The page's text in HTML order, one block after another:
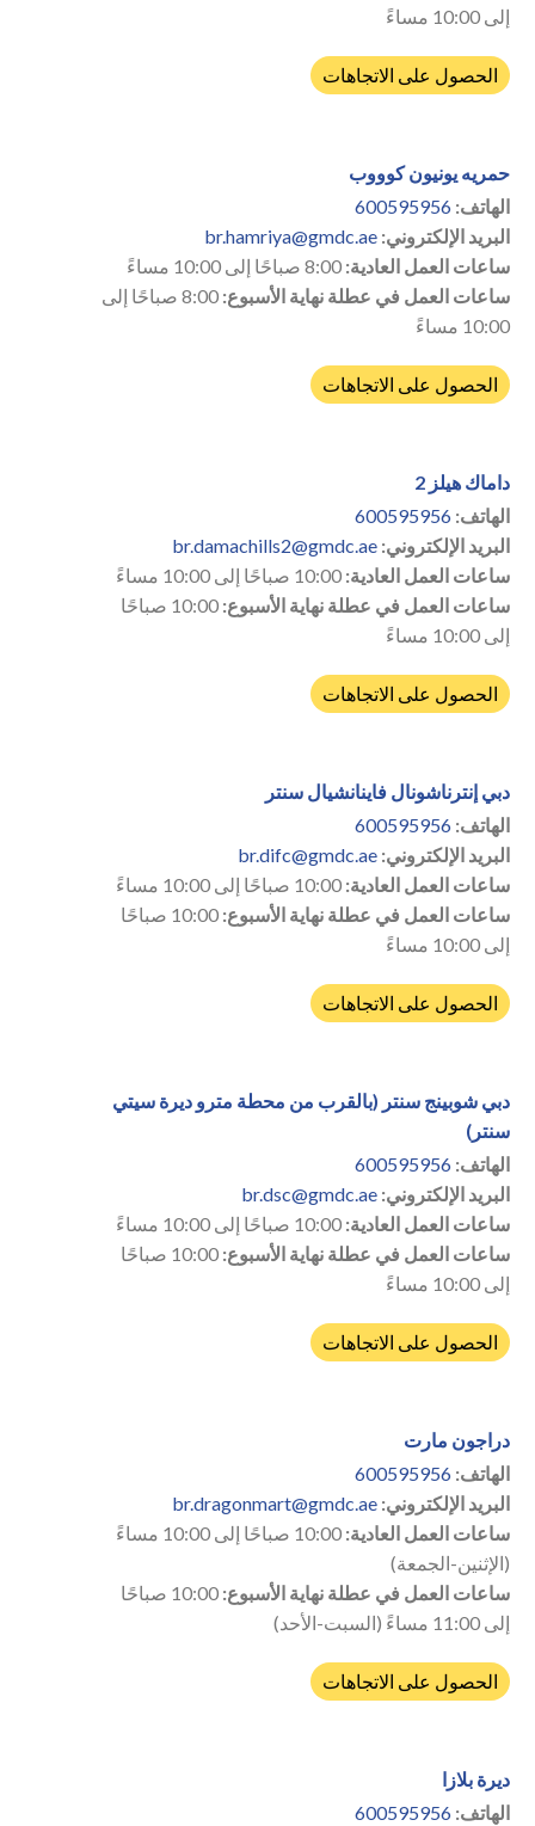
إلى 10:00 مساءً
الحصول على الاتجاهات
حمريه يونيون كوووب
الهاتف: 600595956
البريد الإلكتروني: br.hamriya@gmdc.ae
ساعات العمل العادية:
ساعات العمل في عطلة نهاية الأسبوع:
8:00 صباحًا إلى
10:00 مساءً
الحصول على الاتجاهات
داماك هيلز 2
الهاتف: 600595956
البريد الإلكتروني: br.damachills2@gmdc.ae
ساعات العمل العادية:
ساعات العمل في عطلة نهاية الأسبوع:
10:00 صباحًا
إلى 10:00 مساءً
الحصول على الاتجاهات
دبي إنترناشونال فاينانشيال سنتر
الهاتف: 600595956
البريد الإلكتروني: br.difc@gmdc.ae
ساعات العمل العادية:
ساعات العمل في عطلة نهاية الأسبوع:
10:00 صباحًا
إلى 10:00 مساءً
الحصول على الاتجاهات
دبي شوبينج سنتر (بالقرب من محطة مترو ديرة سيتي
سنتر)
الهاتف: 600595956
البريد الإلكتروني: br.dsc@gmdc.ae
ساعات العمل العادية:
ساعات العمل في عطلة نهاية الأسبوع:
10:00 صباحًا
إلى 10:00 مساءً
الحصول على الاتجاهات
دراجون مارت
الهاتف: 600595956
البريد الإلكتروني: br.dragonmart@gmdc.ae
ساعات العمل العادية:
10:00 صباحًا إلى 10:00 مساءً
(الإثنين-الجمعة)
ساعات العمل في عطلة نهاية الأسبوع:
10:00 صباحًا
إلى 11:00 مساءً (السبت-الأحد)
الحصول على الاتجاهات
ديرة بلازا
الهاتف: 600595956